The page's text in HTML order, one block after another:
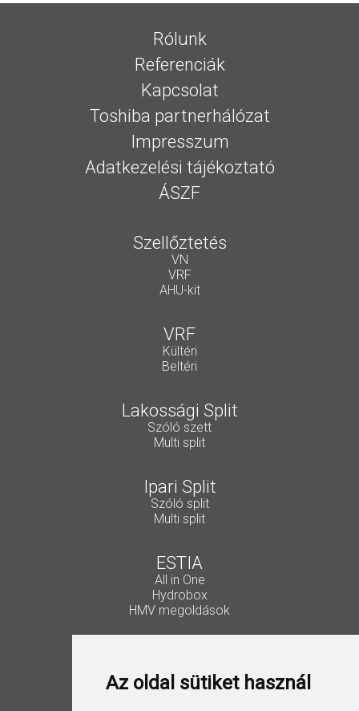
Az oldal sütiket használ
Rólunk
Referenciák
Kapcsolat
Toshiba partnerhálózat
Impresszum
Adatkezelési tájékoztató
ÁSZF
Szellőztetés
VN
VRF
AHU-kit
VRF
Kültéri
Beltéri
Lakossági Split
Szóló szett
Multi split
Ipari Split
Szóló split
Multi split
ESTIA
All in One
Hydrobox
HMV megoldások
Lakossági Split
Ipari Split